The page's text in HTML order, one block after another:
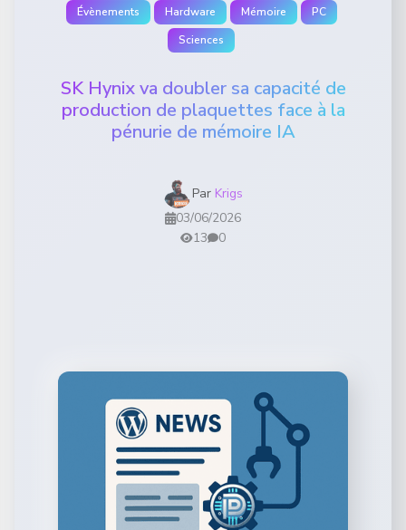
Évènements
Hardware Mémoire
PC
Sciences
SK Hynix va doubler sa capacité de
production de plaquettes face à la
pénurie de mémoire IA
Par Krigs
03/06/2026
13
0